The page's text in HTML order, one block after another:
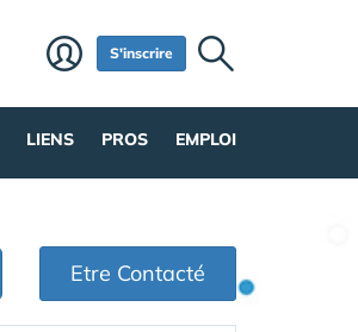
S'inscrire
LIENS PROS EMPLOI
Etre Contacté